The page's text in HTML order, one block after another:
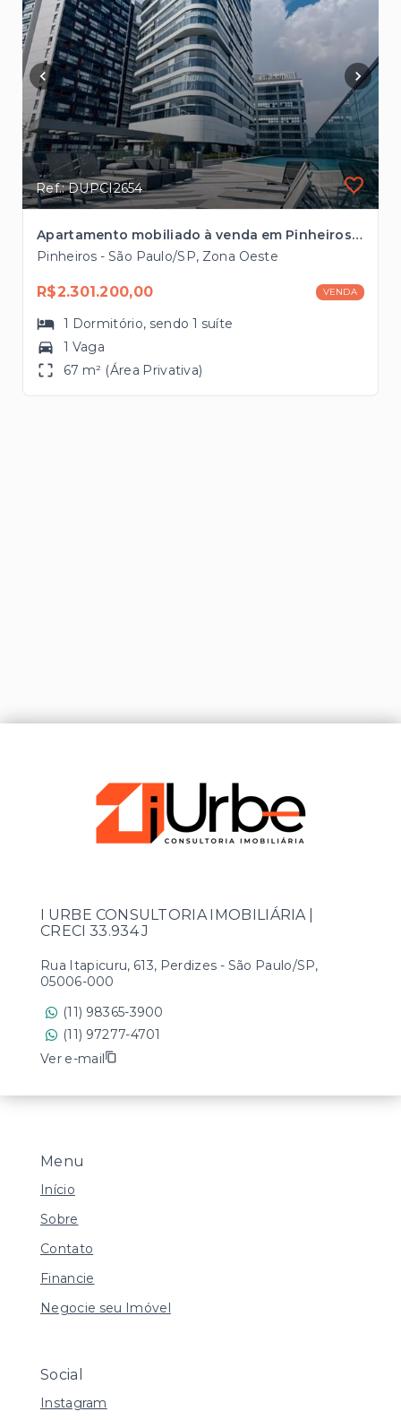
Ref.: DUPCI2654
Apartamento mobiliado à venda em Pinheiros com 67m², 1 suíte próximo ao Metrô Fradique Coutinho
Pinheiros - São Paulo/SP, Zona Oeste
R$2.301.200,00 VENDA
1 Dormitório, sendo 1 suíte
1 Vaga
67 m² (Área Privativa)
Menu
Início
Sobre
Contato
Financie
Negocie seu Imóvel
Social
Instagram
I URBE CONSULTORIA IMOBILIÁRIA |
CRECI 33.934 J
Rua Itapicuru, 613, Perdizes - São Paulo/SP,
05006-000
(11) 98365-3900
(11) 97277-4701
Ver e-mail